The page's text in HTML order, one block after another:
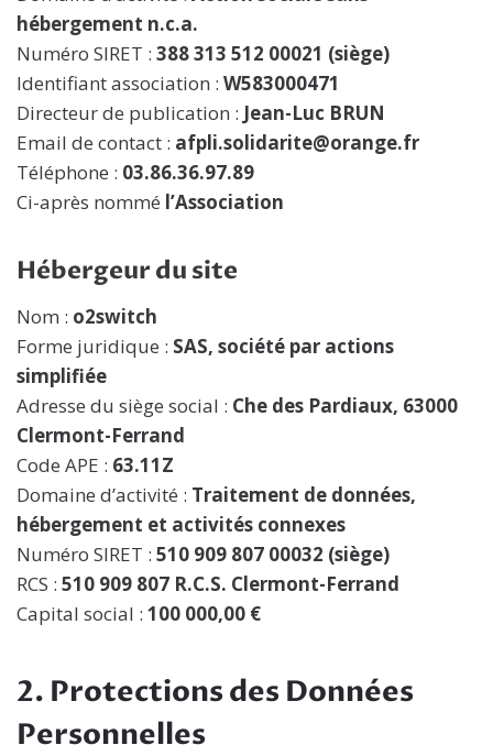
hébergement n.c.a.
Numéro SIRET : 388 313 512 00021 (siège)
Identifiant association : W583000471
Directeur de publication : Jean-Luc BRUN
Email de contact : afpli.solidarite@orange.fr
Téléphone : 03.86.36.97.89
Ci-après nommé l’Association
Hébergeur du site
Nom : o2switch
Forme juridique : SAS, société par actions
simplifiée
Adresse du siège social : Che des Pardiaux, 63000
Clermont-Ferrand
Code APE : 63.11Z
Domaine d’activité : Traitement de données,
hébergement et activités connexes
Numéro SIRET : 510 909 807 00032 (siège)
RCS : 510 909 807 R.C.S. Clermont-Ferrand
Capital social : 100 000,00 €
2. Protections des Données
Personnelles